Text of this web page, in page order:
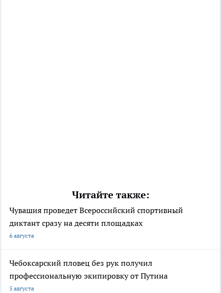
Читайте также:
Чувашия проведет Всероссийский спортивный
диктант сразу на десяти площадках
6 августа
Чебоксарский пловец без рук получил
профессиональную экипировку от Путина
5 августа